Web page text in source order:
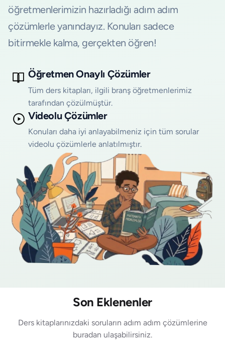
öğretmenlerimizin hazırladığı adım adım
çözümlerle yanındayız. Konuları sadece
bitirmekle kalma, gerçekten öğren!
Öğretmen Onaylı Çözümler
Tüm ders kitapları, ilgili branş öğretmenlerimiz
tarafından çözülmüştür.
Videolu Çözümler
Konuları daha iyi anlayabilmeniz için tüm sorular
videolu çözümlerle anlatılmıştır.
Son Eklenenler
Ders kitaplarınızdaki soruların adım adım çözümlerine
buradan ulaşabilirsiniz.